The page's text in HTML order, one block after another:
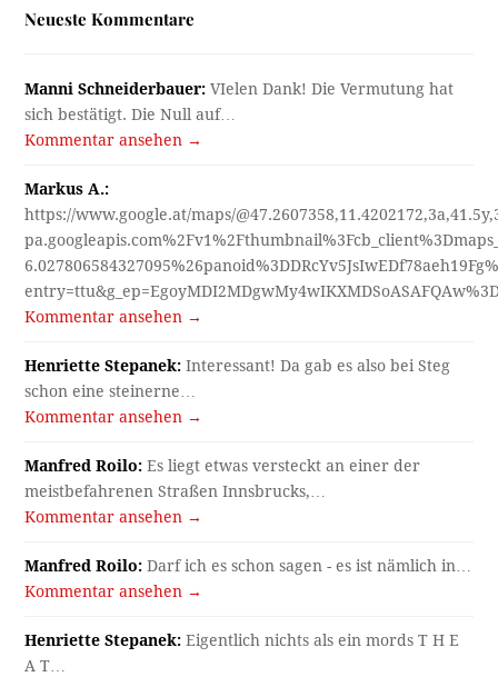
Neueste Kommentare
Manni Schneiderbauer: VIelen Dank! Die Vermutung hat
sich bestätigt. Die Null auf…
Kommentar ansehen →
Markus A.:
https://www.google.at/maps/
Kommentar ansehen →
Henriette Stepanek: Interessant! Da gab es also bei Steg
schon eine steinerne…
Kommentar ansehen →
Manfred Roilo: Es liegt etwas versteckt an einer der
meistbefahrenen Straßen Innsbrucks,…
Kommentar ansehen →
Manfred Roilo: Darf ich es schon sagen - es ist nämlich in…
Kommentar ansehen →
Henriette Stepanek: Eigentlich nichts als ein mords T H E
A T…